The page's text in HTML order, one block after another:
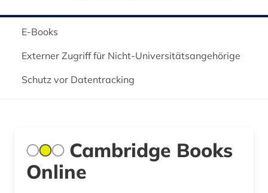
E-Books
Externer Zugriff für Nicht-Universitätsangehörige
Schutz vor Datentracking
Cambridge Books
Online